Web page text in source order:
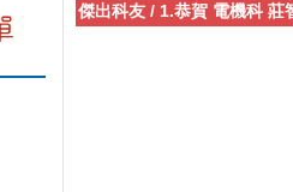
傑出科友 / 1.恭賀 電機科 莊